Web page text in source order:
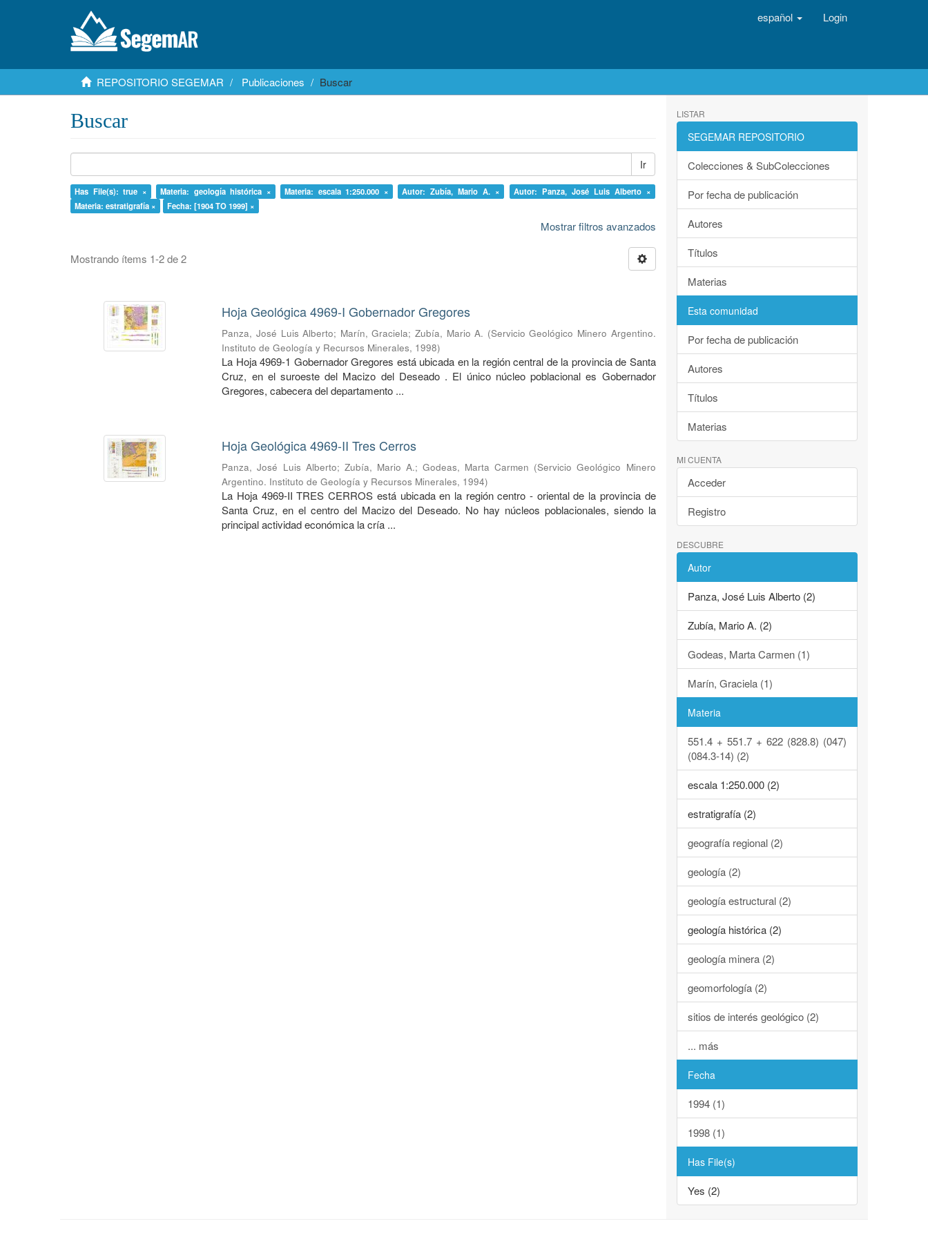
español Login
REPOSITORIO SEGEMAR Publicaciones Buscar
Buscar
Ir
Has File(s): true × Materia: geología histórica × Materia: escala 1:250.000 × Autor: Zubía, Mario A. ×
Autor: Panza, José Luis Alberto ×
Materia: estratigrafía ×
Fecha: [1904 TO 1999] ×
Mostrar filtros avanzados
Mostrando ítems 1-2 de 2
Hoja Geológica 4969-I Gobernador Gregores
Panza, José Luis Alberto; Marín, Graciela; Zubía, Mario A. (Servicio Geológico Minero Argentino.
Instituto de Geología y Recursos Minerales, 1998)
La Hoja 4969-1 Gobernador Gregores está ubicada en la región central de la provincia de Santa
Cruz, en el suroeste del Macizo del Deseado . El único núcleo poblacional es Gobernador
Gregores, cabecera del departamento ...
Hoja Geológica 4969-II Tres Cerros
Panza, José Luis Alberto; Zubía, Mario A.;Godeas, Marta Carmen (Servicio Geológico Minero
Argentino. Instituto de Geología y Recursos Minerales, 1994)
La Hoja 4969-II TRES CERROS está ubicada en la región centro - oriental de la provincia de
Santa Cruz, en el centro del Macizo del Deseado. No hay núcleos poblacionales, siendo la
principal actividad económica la cría ...
LISTAR
SEGEMAR REPOSITORIO
Colecciones & SubColecciones
Por fecha de publicación
Autores
Títulos
Materias
Esta comunidad
Por fecha de publicación
Autores
Títulos
Materias
MI CUENTA
Acceder
Registro
DESCUBRE
Autor
Panza, José Luis Alberto (2)
Zubía, Mario A. (2)
Godeas, Marta Carmen (1)
Marín, Graciela (1)
Materia
551.4 + 551.7 + 622 (828.8) (047)
(084.3-14) (2)
escala 1:250.000 (2)
estratigrafía (2)
geografía regional (2)
geología (2)
geología estructural (2)
geología histórica (2)
geología minera (2)
geomorfología (2)
sitios de interés geológico (2)
... más
Fecha
1994 (1)
1998 (1)
Has File(s)
Yes (2)